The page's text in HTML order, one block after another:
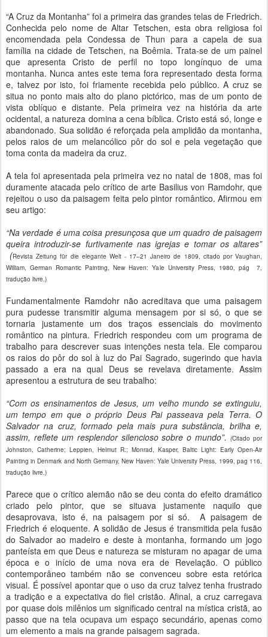
“A Cruz da Montanha” foi a primeira das grandes telas de Friedrich.
Conhecida pelo nome de Altar Tetschen, esta obra religiosa foi
encomendada pela Condessa de Thun para a capela de sua
família na cidade de Tetschen, na Boêmia. Trata-se de um painel
que apresenta Cristo de perfil no topo longínquo de uma
montanha. Nunca antes este tema fora representado desta forma
e, talvez por isto, foi friamente recebida pelo público. A cruz se
situa no ponto mais alto do plano pictórico, mas de um ponto de
vista oblíquo e distante. Pela primeira vez na história da arte
ocidental, a natureza domina a cena bíblica. Cristo está só, longe e
abandonado. Sua solidão é reforçada pela amplidão da montanha,
pelos raios de um melancólico pôr do sol e pela vegetação que
toma conta da madeira da cruz.
A tela foi apresentada pela primeira vez no natal de 1808, mas foi
duramente atacada pelo crítico de arte Basilius von Ramdohr, que
rejeitou o uso da paisagem feita pelo pintor romântico. Afirmou em
seu artigo:
“Na verdade é uma coisa presunçosa que um quadro de paisagem
queira introduzir-se furtivamente nas igrejas e tomar os altares”
(Revista Zeitung für die elegante Welt - 17–21 Janeiro de 1809, citado por Vaughan,
William, German Romantic Painting, New Haven: Yale University Press, 1980, pág 7,
tradução livre.)
Fundamentalmente Ramdohr não acreditava que uma paisagem
pura pudesse transmitir alguma mensagem por si só, o que se
tornaria justamente um dos traços essenciais do movimento
romântico na pintura. Friedrich respondeu com um programa de
trabalho para descrever suas intenções nesta tela. Ele comparou
os raios do pôr do sol à luz do Pai Sagrado, sugerindo que havia
passado a era na qual Deus se revelava diretamente. Assim
apresentou a estrutura de seu trabalho:
“Com os ensinamentos de Jesus, um velho mundo se extinguiu,
um tempo em que o próprio Deus Pai passeava pela Terra. O
Salvador na cruz, formado pela mais pura substância, brilha e,
assim, reflete um resplendor silencioso sobre o mundo”.(Citado por
Johnston, Catherine; Leppien, Helmut R.; Monrad, Kasper, Baltic Light: Early Open-Air
Painting in Denmark and North Germany, New Haven: Yale University Press, 1999, pag 116,
tradução livre.)
Parece que o crítico alemão não se deu conta do efeito dramático
criado pelo pintor, que se situava justamente naquilo que
desaprovava, isto é, na paisagem por si só. A paisagem de
Friedrich é eloquente. A solidão de Jesus é transmitida pela fusão
do Salvador ao madeiro e deste à montanha, formando um jogo
panteísta em que Deus e natureza se misturam no apagar de uma
época e o início de uma nova era de Revelação. O público
contemporâneo também não se convenceu sobre esta retórica
visual. É possível apontar que o uso da cruz talvez tenha frustrado
a tradição e a expectativa do fiel cristão. Afinal, a cruz carregava
por quase dois milênios um significado central na mística cristã, ao
passo que na tela ocupava um espaço secundário, apenas como
um elemento a mais na grande paisagem sagrada.